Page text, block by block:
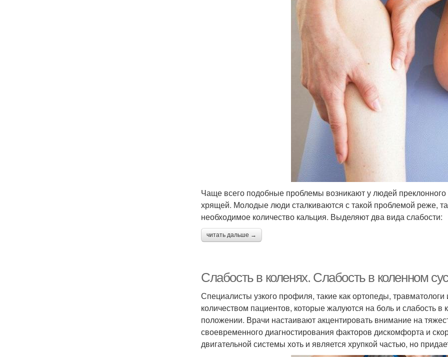
Чаще всего подобные проблемы возникают у людей
хрящей. Молодые люди сталкиваются с такой проблемой реже,
необходимое количество кальция. Выделяют два вида слабости:
читать дальше →
Слабость в коленях. Слабость в коленном
Специалисты узкого профиля, такие как ортопеды,
количеством пациентов, которые жалуются на боль и слабость
положении. Врачи настаивают акцентировать внимание на
своевременного диагностирования факторов дискомфорта и
двигательной системы хоть и является хрупкой частью, но